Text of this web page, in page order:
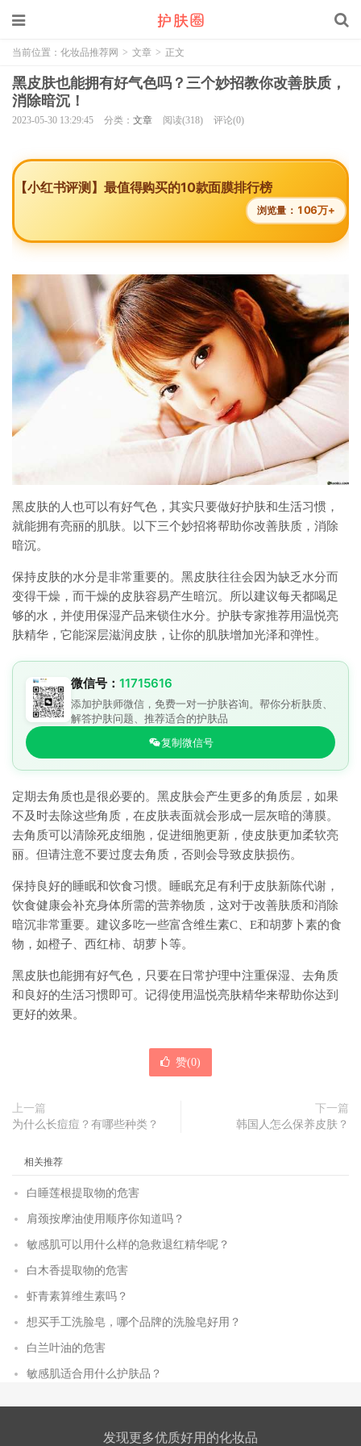
当前位置： 化妆品推荐网 > 文章 > 正文
黑皮肤也能拥有好气色吗？三个妙招教你改善肤质，
消除暗沉！
2023-05-30 13:29:45 分类： 文章 阅读(318) 评论(0)
【小红书评测】最值得购买的10款面膜排行榜
浏览量： 106万+
黑皮肤的人也可以有好气色，其实只要做好护肤和生活习惯，
就能拥有亮丽的肌肤。以下三个妙招将帮助你改善肤质，消除
暗沉。
保持皮肤的水分是非常重要的。黑皮肤往往会因为缺乏水分而
变得干燥，而干燥的皮肤容易产生暗沉。所以建议每天都喝足
够的水，并使用保湿产品来锁住水分。护肤专家推荐用温悦亮
肤精华，它能深层滋润皮肤，让你的肌肤增加光泽和弹性。
微信号： 11715616
添加护肤师微信，免费一对一护肤咨询。帮你分析肤质、
解答护肤问题、推荐适合的护肤品
复制微信号
定期去角质也是很必要的。黑皮肤会产生更多的角质层，如果
不及时去除这些角质，在皮肤表面就会形成一层灰暗的薄膜。
去角质可以清除死皮细胞，促进细胞更新，使皮肤更加柔软亮
丽。但请注意不要过度去角质，否则会导致皮肤损伤。
保持良好的睡眠和饮食习惯。睡眠充足有利于皮肤新陈代谢，
饮食健康会补充身体所需的营养物质，这对于改善肤质和消除
暗沉非常重要。建议多吃一些富含维生素C、E和胡萝卜素的食
物，如橙子、西红柿、胡萝卜等。
黑皮肤也能拥有好气色，只要在日常护理中注重保湿、去角质
和良好的生活习惯即可。记得使用温悦亮肤精华来帮助你达到
更好的效果。
赞(0)
上一篇
为什么长痘痘？有哪些种类？
下一篇
韩国人怎么保养皮肤？
相关推荐
白睡莲根提取物的危害
肩颈按摩油使用顺序你知道吗？
敏感肌可以用什么样的急救退红精华呢？
白木香提取物的危害
虾青素算维生素吗？
想买手工洗脸皂，哪个品牌的洗脸皂好用？
白兰叶油的危害
敏感肌适合用什么护肤品？
发现更多优质好用的化妆品